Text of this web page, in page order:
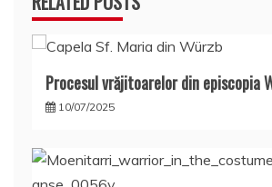
Procesul vrăjitoarelor din episcopia
10/07/2025